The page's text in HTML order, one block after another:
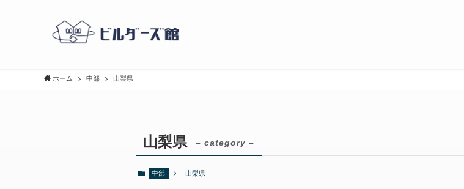
ホーム 中部 山梨県
山梨県 – category –
中部 山梨県